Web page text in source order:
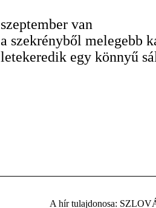
szeptember van
a szekrényből melegebb
letekeredik egy könnyű
A hír tulajdonosa: